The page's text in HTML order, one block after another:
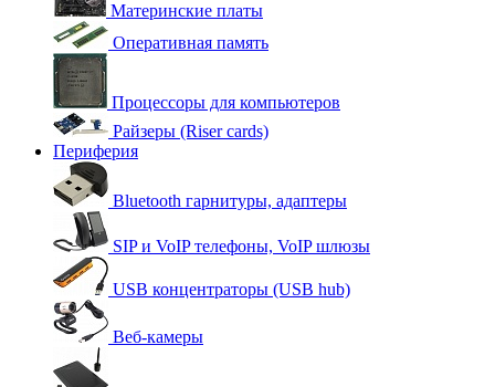
Материнские платы
Оперативная память
Процессоры для компьютеров
Райзеры (Riser cards)
Периферия
Bluetooth гарнитуры, адаптеры
SIP и VoIP телефоны, VoIP шлюзы
USB концентраторы (USB hub)
Веб-камеры